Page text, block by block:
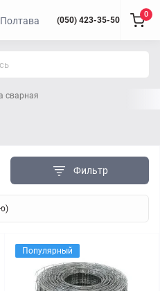
Полтава (050) 423-35-50
0
сварная
Фильтр
Популярный